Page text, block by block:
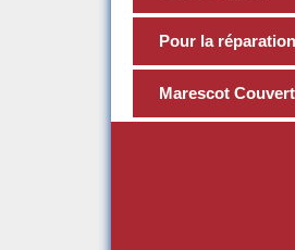
Pour la
Marescot